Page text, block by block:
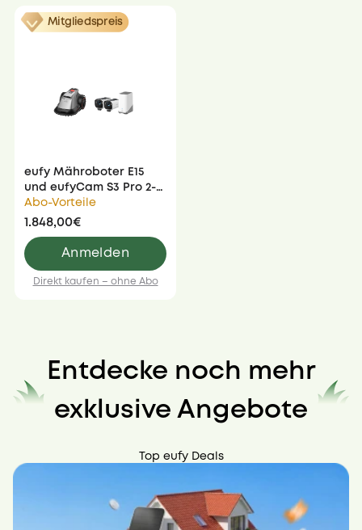
Mitgliedspreis
eufy Mähroboter E15
und eufyCam S3 Pro 2-
Kamera-Set
Abo-Vorteile
1.848,00€
Anmelden
Direkt kaufen – ohne Abo
Entdecke noch mehr
exklusive Angebote
Top eufy Deals